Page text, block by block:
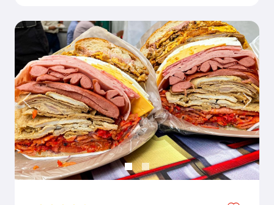
Previous Next